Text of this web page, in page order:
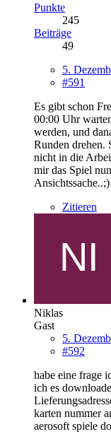
Punkte
245
Beiträge
49
5.
#591
Es gibt schon
00:00 Uhr
werden, und
Runden drehen.
nicht in die
mir das Spiel
Ansichtssache..;)
Zitieren
Niklas
Gast
5.
#592
habe eine frage
ich es
karten nummer
aerosoft spiele